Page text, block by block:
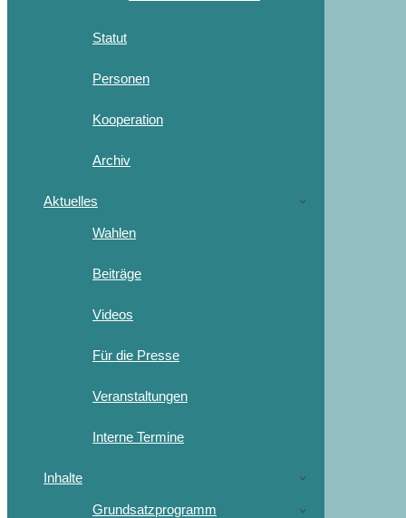
Statut
Personen
Kooperation
Archiv
Aktuelles
Wahlen
Beiträge
Videos
Für die Presse
Veranstaltungen
Interne Termine
Inhalte
Grundsatzprogramm